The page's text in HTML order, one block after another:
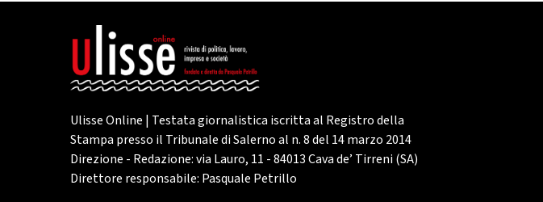
Ulisse Online | Testata giornalistica iscritta al Registro della
Stampa presso il Tribunale di Salerno al n. 8 del 14 marzo 2014
Direzione - Redazione: via Lauro, 11 - 84013 Cava de’ Tirreni (SA)
Direttore responsabile: Pasquale Petrillo